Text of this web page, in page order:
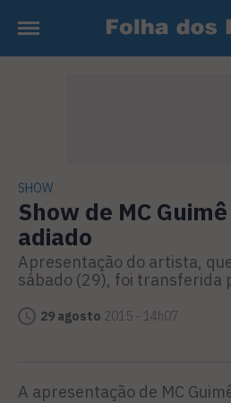
SHOW
Show de MC
adiado
Apresentação do artista,
sábado (29), foi transferida
29 agosto 2015 - 14h07
A apresentação de MC